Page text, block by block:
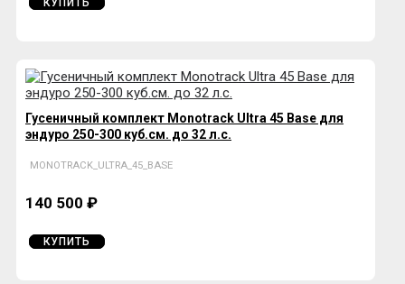
КУПИТЬ
Гусеничный комплект Monotrack Ultra 45 Base для
эндуро 250-300 куб.см. до 32 л.с.
MONOTRACK_ULTRA_45_BASE
140 500 ₽
КУПИТЬ